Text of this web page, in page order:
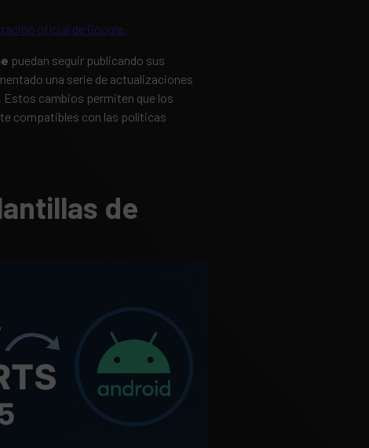
oficial de Google.
puedan seguir publicando sus
una serie de actualizaciones
. Estos cambios permiten que los
compatibles con las políticas
de